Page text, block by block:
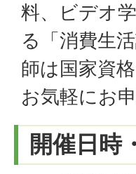
料、ビデオ
る「消費生
師は国家資
お気軽にお
開催日時